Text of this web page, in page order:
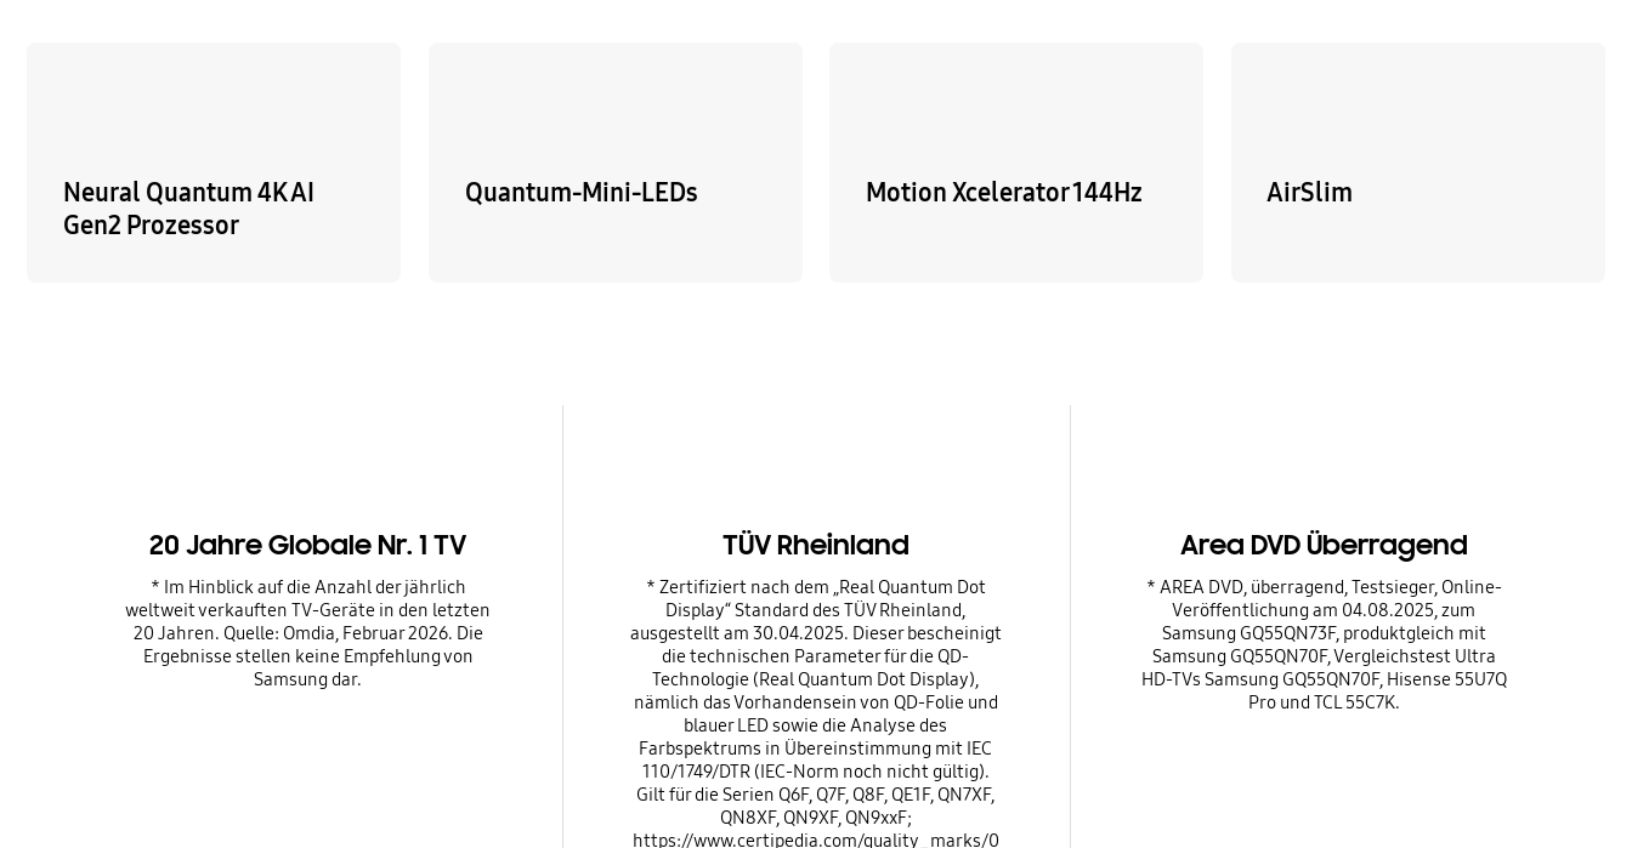
Neural Quantum 4K AI
Gen2 Prozessor
Quantum-Mini-LEDs Motion Xcelerator 144Hz AirSlim
20 Jahre Globale Nr. 1 TV
* Im Hinblick auf die Anzahl der jährlich
weltweit verkauften TV-Geräte in den letzten
20 Jahren. Quelle: Omdia, Februar 2026. Die
Ergebnisse stellen keine Empfehlung von
Samsung dar.
TÜV Rheinland
* Zertifiziert nach dem „Real Quantum Dot
Display“ Standard des TÜV Rheinland,
ausgestellt am 30.04.2025. Dieser bescheinigt
die technischen Parameter für die QD-
Technologie (Real Quantum Dot Display),
nämlich das Vorhandensein von QD-Folie und
blauer LED sowie die Analyse des
Farbspektrums in Übereinstimmung mit IEC
110/1749/DTR (IEC-Norm noch nicht gültig).
Gilt für die Serien Q6F, Q7F, Q8F, QE1F, QN7XF,
QN8XF, QN9XF, QN9xxF;
https://www.certipedia.com/quality_marks/0
Area DVD Überragend
* AREA DVD, überragend, Testsieger, Online-
Veröffentlichung am 04.08.2025, zum
Samsung GQ55QN73F, produktgleich mit
Samsung GQ55QN70F, Vergleichstest Ultra
HD-TVs Samsung GQ55QN70F, Hisense 55U7Q
Pro und TCL 55C7K.